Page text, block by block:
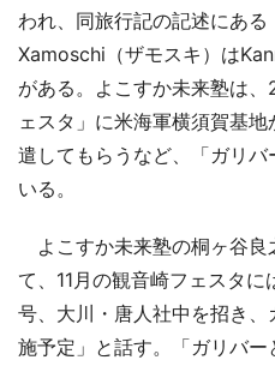
われ、同旅行記の記述にあ
Xamoschi（ザモスキ）は
がある。よこすか未来塾は
ェスタ」に米海軍横須賀基
遣してもらうなど、「ガリ
いる。
よこすか未来塾の桐ヶ谷良
て、11月の観音崎フェスタ
号、大川・唐人社中を招き
施予定」と話す。「ガリバ